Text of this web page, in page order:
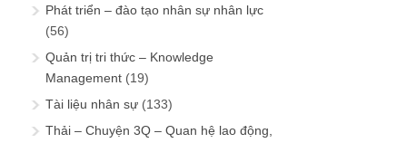
Phát triển – đào tạo nhân sự nhân lực
(56)
Quản trị tri thức – Knowledge
Management (19)
Tài liệu nhân sự (133)
Thải – Chuyện 3Q – Quan hệ lao động,